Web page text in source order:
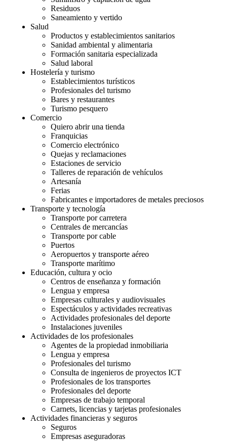
Residuos
Saneamiento y vertido
Salud
Productos y establecimientos sanitarios
Sanidad ambiental y alimentaria
Formación sanitaria especializada
Salud laboral
Hostelería y turismo
Establecimientos turísticos
Profesionales del turismo
Bares y restaurantes
Turismo pesquero
Comercio
Quiero abrir una tienda
Franquicias
Comercio electrónico
Quejas y reclamaciones
Estaciones de servicio
Talleres de reparación de vehículos
Artesanía
Ferias
Fabricantes e importadores de metales preciosos
Transporte y tecnología
Transporte por carretera
Centrales de mercancías
Transporte por cable
Puertos
Aeropuertos y transporte aéreo
Transporte marítimo
Educación, cultura y ocio
Centros de enseñanza y formación
Lengua y empresa
Empresas culturales y audiovisuales
Espectáculos y actividades recreativas
Actividades profesionales del deporte
Instalaciones juveniles
Actividades de los profesionales
Agentes de la propiedad inmobiliaria
Lengua y empresa
Profesionales del turismo
Consulta de ingenieros de proyectos ICT
Profesionales de los transportes
Profesionales del deporte
Empresas de trabajo temporal
Carnets, licencias y tarjetas profesionales
Actividades financieras y seguros
Seguros
Empresas aseguradoras